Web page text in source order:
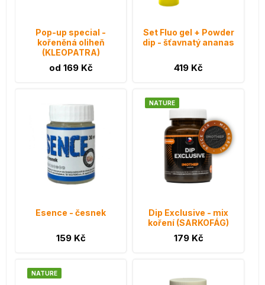
Pop-up special -
kořeněná oliheň
(KLEOPATRA)
od 169 Kč
Set Fluo gel + Powder
dip - šťavnatý ananas
419 Kč
Esence - česnek
159 Kč
NATURE
Dip Exclusive - mix
koření (SARKOFÁG)
179 Kč
NATURE